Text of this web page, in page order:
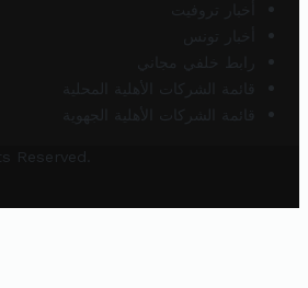
أخبار تروفيت
أخبار تونس
رابط خلفي مجاني
قائمة الشركات الأهلية المحلية
قائمة الشركات الأهلية الجهوية
Reserved.